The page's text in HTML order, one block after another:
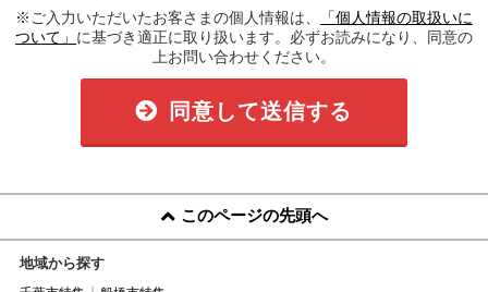
※ご入力いただいたお客さまの個人情報は、
「個人情報の取扱いに
ついて」 に基づき適正に取り扱います。必ずお読みになり、同意の
上お問い合わせください。
同意して送信する
このページの先頭へ
地域から探す